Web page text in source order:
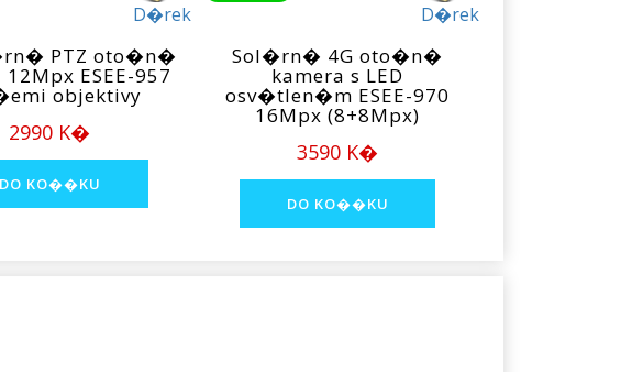
D�rek
PTZ oto�n�
ESEE-957
objektivy
2990 K�
D�rek
Sol�rn� 4G oto�n�
kamera s LED
osv�tlen�m ESEE-970
16Mpx (8+8Mpx)
3590 K�